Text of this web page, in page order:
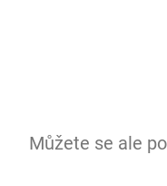
Můžete se ale